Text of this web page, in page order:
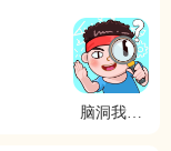
脑洞我最